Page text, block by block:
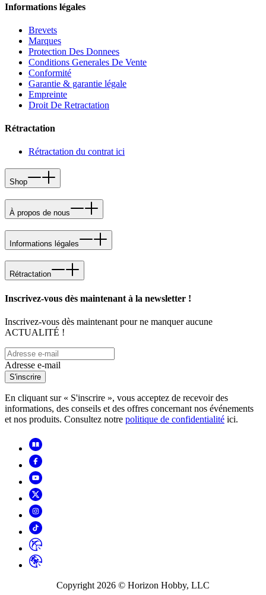
Informations légales
Brevets
Marques
Protection Des Donnees
Conditions Generales De Vente
Conformité
Garantie & garantie légale
Empreinte
Droit De Retractation
Rétractation
Rétractation du contrat ici
Shop
À propos de nous
Informations légales
Rétractation
Inscrivez-vous dès maintenant à la newsletter !
Inscrivez-vous dès maintenant pour ne manquer aucune
ACTUALITÉ !
Adresse e-mail
S'inscrire
En cliquant sur « S'inscrire », vous acceptez de recevoir des
informations, des conseils et des offres concernant nos événements
et nos produits. Consultez notre politique de confidentialité ici.
Copyright 2026 © Horizon Hobby, LLC